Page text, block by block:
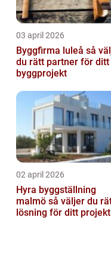
03 april 2026
Byggfirma luleå så väljer
du rätt partner för ditt
byggprojekt
02 april 2026
Hyra byggställning
malmö så väljer du rätt
lösning för ditt projekt